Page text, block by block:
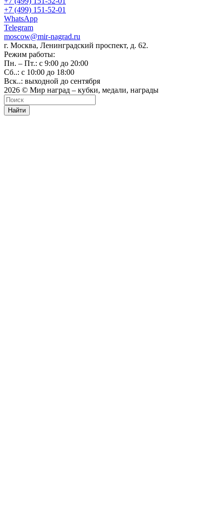
+7 (499) 151-52-01
WhatsApp
Telegram
moscow@mir-nagrad.ru
г. Москва, Ленинградский проспект, д. 62.
Режим работы:
Пн. – Пт.: с 9:00 до 20:00
Сб..: с 10:00 до 18:00
Вск..: выходной до сентября
2026 © Мир наград – кубки, медали, награды
Найти